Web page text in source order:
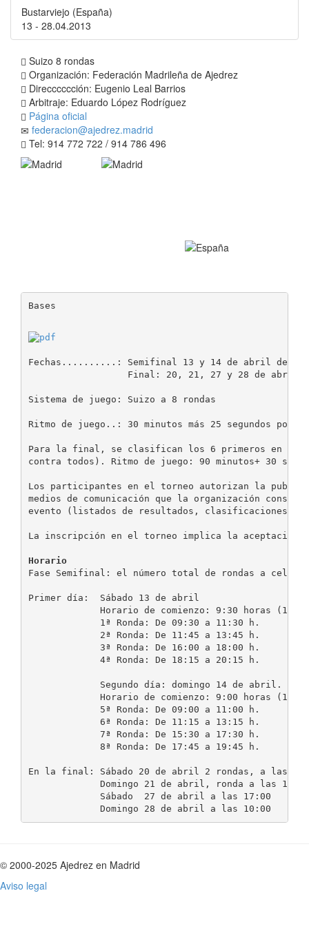
Bustarviejo (España)
13 - 28.04.2013
Suizo 8 rondas
Organización: Federación Madrileña de Ajedrez
Direcccccción: Eugenio Leal Barrios
Arbitraje: Eduardo López Rodríguez
Página oficial
federacion@ajedrez.madrid
Tel: 914 772 722 / 914 786 496
Bases
Fechas..........: Semifinal 13 y 14 de abril de
Final: 20, 21, 27 y 28 de abril
Sistema de juego: Suizo a 8 rondas
Ritmo de juego..: 30 minutos más 25 segundos por
Para la final, se clasifican los 6 primeros en
contra todos). Ritmo de juego: 90 minutos+ 30
Los participantes en el torneo autorizan la
medios de comunicación que la organización
evento (listados de resultados, clasificaciones,
La inscripción en el torneo implica la aceptación
Horario
Fase Semifinal: el número total de rondas a
Primer día:  Sábado 13 de abril
Horario de comienzo: 9:30 horas (15
             1ª Ronda: De 09:30 a 11:30 h.
             2ª Ronda: De 11:45 a 13:45 h.
             3ª Ronda: De 16:00 a 18:00 h.
             4ª Ronda: De 18:15 a 20:15 h.
             Segundo día: domingo 14 de abril.
Horario de comienzo: 9:00 horas (15
             5ª Ronda: De 09:00 a 11:00 h.
             6ª Ronda: De 11:15 a 13:15 h.
             7ª Ronda: De 15:30 a 17:30 h.
             8ª Ronda: De 17:45 a 19:45 h.
En la final: Sábado 20 de abril 2 rondas, a las
             Domingo 21 de abril, ronda a las 10:00
             Sábado  27 de abril a las 17:00
© 2000-2025 Ajedrez en Madrid
Aviso legal